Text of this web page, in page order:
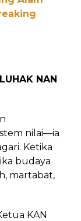
NAN
nilai—ia
Ketika
budaya
martabat,
KAN